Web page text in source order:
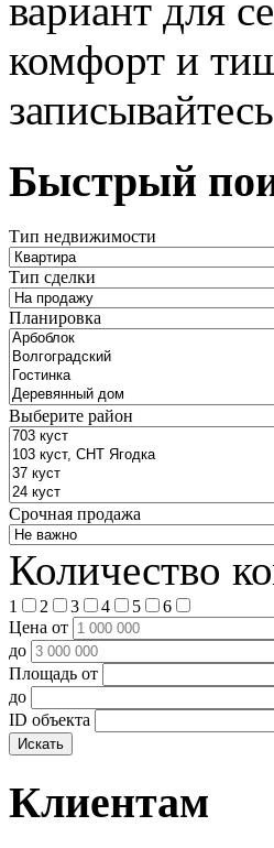
вариант для
комфорт и
Быстрый
Тип недвижимости
Тип сделки
Планировка
Выберите район
Срочная продажа
Количество
1 2 3 4 5
6
Цена от
до
Площадь от
до
ID объекта
Искать
Клиентам